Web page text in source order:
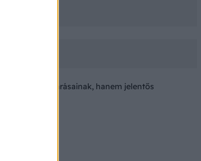
szakmai elvárásainak, hanem jelentős